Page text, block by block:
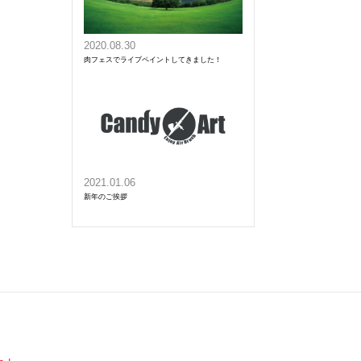
2020.08.30
肉フェスでライブペイントしてきました！
2021.01.06
新年のご挨拶